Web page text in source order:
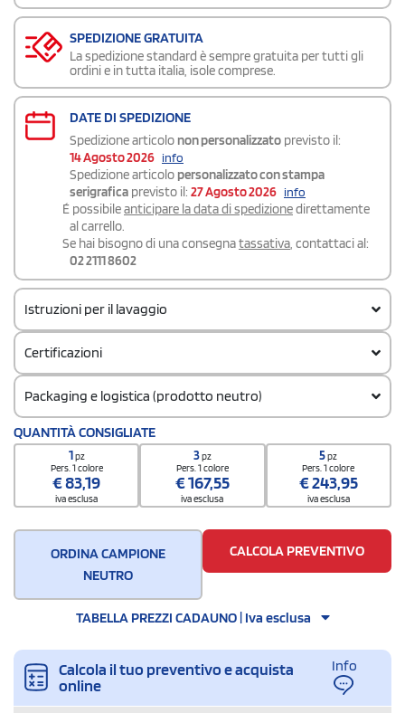
SPEDIZIONE GRATUITA
La spedizione standard è sempre gratuita per tutti gli
ordini e in tutta italia, isole comprese.
DATE DI SPEDIZIONE
Spedizione articolo non personalizzato previsto il:
14 Agosto 2026 info
Spedizione articolo personalizzato con stampa
serigrafica previsto il: 27 Agosto 2026 info
É possibileanticipare la data di spedizionedirettamente
al carrello.
Se hai bisogno di una consegnatassativa, contattaci al:
02 2111 8602
Istruzioni per il lavaggio
Certificazioni
Packaging e logistica (prodotto neutro)
Codice doganale
62064000
Quantità per confezione
Quantità per scatola
5
QUANTITÀ CONSIGLIATE
1pz
Pers. 1 colore
€83,19
iva esclusa
3pz
Pers. 1 colore
€167,55
iva esclusa
5pz
Pers. 1 colore
€243,95
iva esclusa
ORDINA CAMPIONE
NEUTRO
CALCOLA PREVENTIVO
TABELLA PREZZI CADAUNO | Iva esclusa
Calcola il tuo preventivo e acquista
online
Info